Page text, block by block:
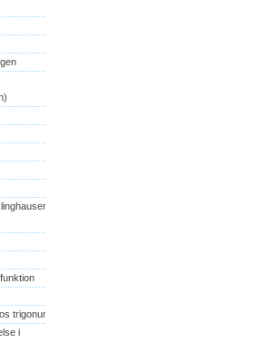
trigonum)
i